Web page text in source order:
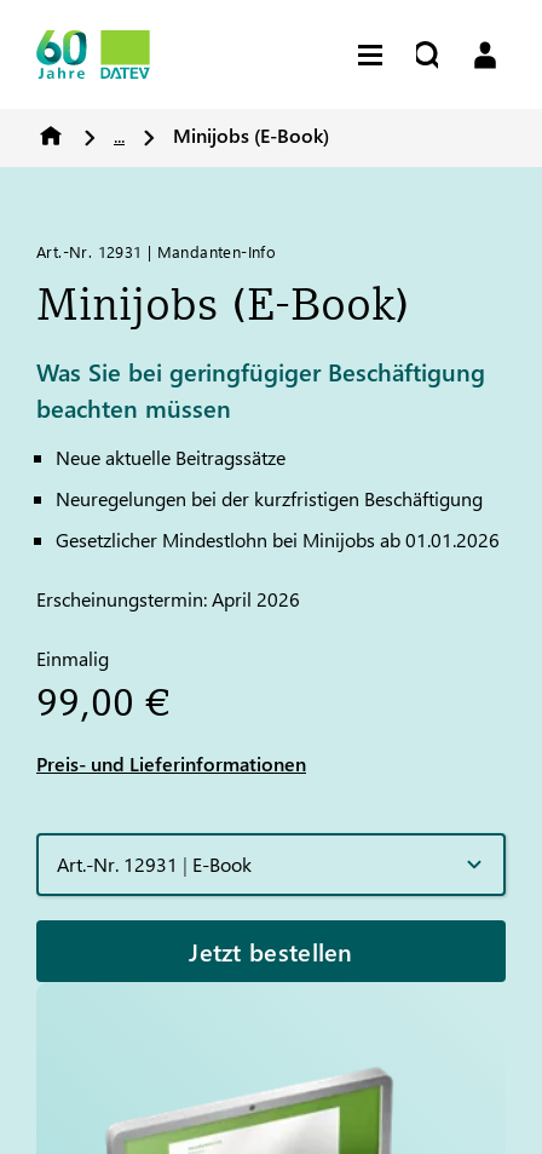
... Minijobs (E-Book)
Art.-Nr. 12931 | Mandanten-Info
Minijobs (E-Book)
Was Sie bei geringfügiger Beschäftigung
beachten müssen
Neue aktuelle Beitragssätze
Neuregelungen bei der kurzfristigen Beschäftigung
Gesetzlicher Mindestlohn bei Minijobs ab 01.01.2026
Erscheinungstermin: April 2026
Einmalig
99,00 €
Preis- und Lieferinformationen
Art.-Nr. 12931 | E-Book
Jetzt bestellen